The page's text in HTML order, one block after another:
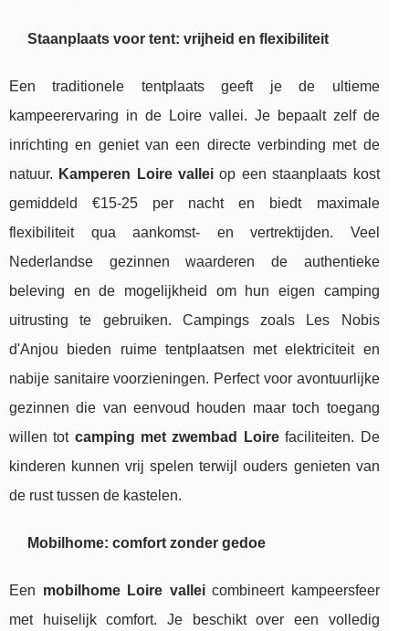
Staanplaats voor tent: vrijheid en flexibiliteit
Een traditionele tentplaats geeft je de ultieme
kampeerervaring in de Loire vallei. Je bepaalt zelf de
inrichting en geniet van een directe verbinding met de
natuur. Kamperen Loire vallei op een staanplaats kost
gemiddeld €15-25 per nacht en biedt maximale
flexibiliteit qua aankomst- en vertrektijden. Veel
Nederlandse gezinnen waarderen de authentieke
beleving en de mogelijkheid om hun eigen camping
uitrusting te gebruiken. Campings zoals Les Nobis
d'Anjou bieden ruime tentplaatsen met elektriciteit en
nabije sanitaire voorzieningen. Perfect voor avontuurlijke
gezinnen die van eenvoud houden maar toch toegang
willen tot camping met zwembad Loirefaciliteiten. De
kinderen kunnen vrij spelen terwijl ouders genieten van
de rust tussen de kastelen.
Mobilhome: comfort zonder gedoe
Een mobilhome Loire valleicombineert kampeersfeer
met huiselijk comfort. Je beschikt over een volledig